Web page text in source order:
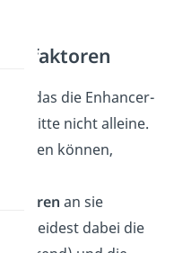
das die Enhancer-
nicht alleine.
werden können,
an sie
dabei die